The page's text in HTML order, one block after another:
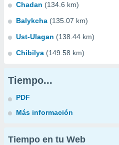
Chadan (134.6 km)
Balykcha (135.07 km)
Ust-Ulagan (138.44 km)
Chibilya (149.58 km)
Tiempo...
PDF
Más información
Tiempo en tu Web